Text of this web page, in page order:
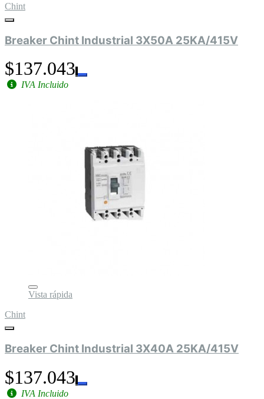
Chint
Breaker Chint Industrial 3X50A 25KA/415V
$137.043
IVA Incluido
Vista rápida
Chint
Breaker Chint Industrial 3X40A 25KA/415V
$137.043
IVA Incluido